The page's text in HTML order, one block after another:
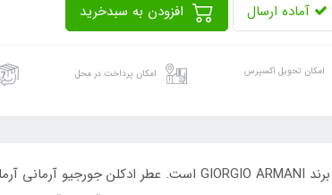
آماده ارسال
امکان تحویل اکسپرس امکان پرداخت در محل